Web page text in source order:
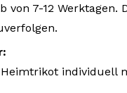
von 7-12